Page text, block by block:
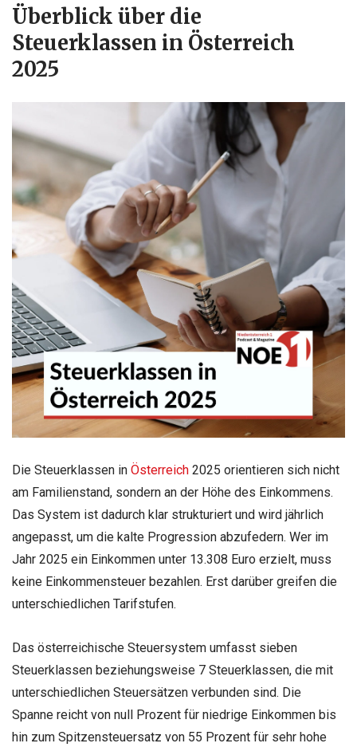
Überblick über die
Steuerklassen in Österreich
2025
Die Steuerklassen in Österreich 2025 orientieren sich nicht
am Familienstand, sondern an der Höhe des Einkommens.
Das System ist dadurch klar strukturiert und wird jährlich
angepasst, um die kalte Progression abzufedern. Wer im
Jahr 2025 ein Einkommen unter 13.308 Euro erzielt, muss
keine Einkommensteuer bezahlen. Erst darüber greifen die
unterschiedlichen Tarifstufen.
Das österreichische Steuersystem umfasst sieben
Steuerklassen beziehungsweise 7 Steuerklassen, die mit
unterschiedlichen Steuersätzen verbunden sind. Die
Spanne reicht von null Prozent für niedrige Einkommen bis
hin zum Spitzensteuersatz von 55 Prozent für sehr hohe